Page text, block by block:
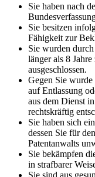
Sie haben nach
Sie besitzen
Fähigkeit zur
Sie wurden
länger als 8
ausgeschlossen.
Gegen Sie
auf Entlassung
aus dem Dienst
rechtskräftig
Sie haben sich
dessen Sie für
Patentanwalts
Sie bekämpfen
in strafbarer
Sie sind aus